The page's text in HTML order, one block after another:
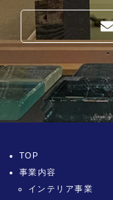
TOP
事業内容
インテリア事業